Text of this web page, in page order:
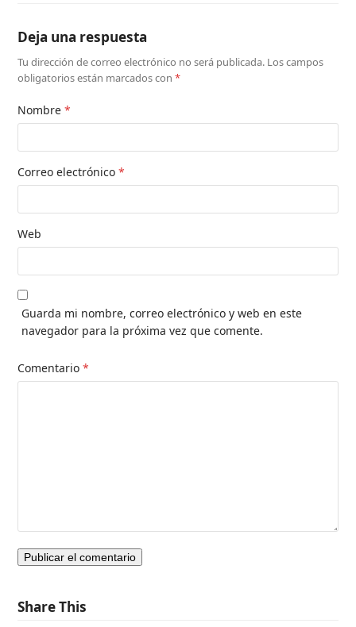
Deja una respuesta
Tu dirección de correo electrónico no será publicada. Los campos
obligatorios están marcados con*
Nombre*
Correo electrónico*
Web
Guarda mi nombre, correo electrónico y web en este
navegador para la próxima vez que comente.
Comentario*
Share This